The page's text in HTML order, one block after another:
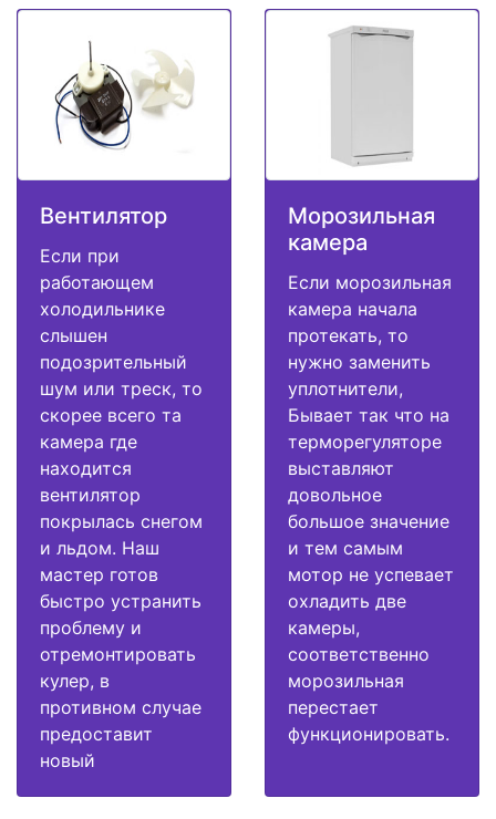
Вентилятор
Если при
работающем
холодильнике
слышен
подозрительный
шум или треск, то
скорее всего та
камера где
находится
вентилятор
покрылась снегом
и льдом. Наш
мастер готов
быстро устранить
проблему и
отремонтировать
кулер, в
противном случае
предоставит
новый
Морозильная
камера
Если морозильная
камера начала
протекать, то
нужно заменить
уплотнители,
Бывает так что на
терморегуляторе
выставляют
довольное
большое значение
и тем самым
мотор не успевает
охладить две
камеры,
соответственно
морозильная
перестает
функционировать.